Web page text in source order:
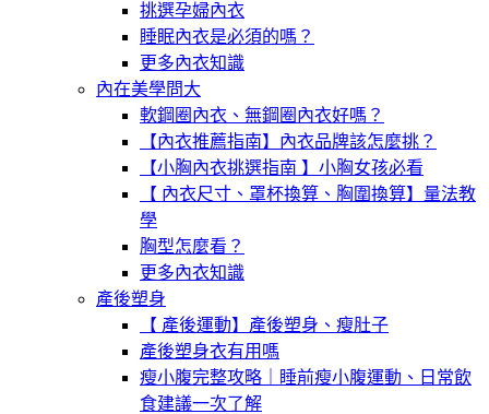
挑選孕婦內衣
睡眠內衣是必須的嗎？
更多內衣知識
內在美學問大
軟鋼圈內衣、無鋼圈內衣好嗎？
【內衣推薦指南】內衣品牌該怎麼挑？
【小胸內衣挑選指南 】小胸女孩必看
【 內衣尺寸、罩杯換算、胸圍換算】量法教
學
胸型怎麼看？
更多內衣知識
產後塑身
【 產後運動】產後塑身、瘦肚子
產後塑身衣有用嗎
瘦小腹完整攻略｜睡前瘦小腹運動、日常飲
食建議一次了解